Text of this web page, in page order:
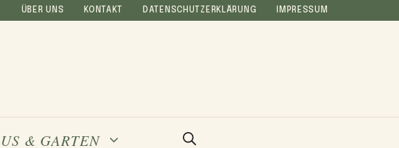
ÜBER UNS KONTAKT DATENSCHUTZERKLÄRUNG IMPRESSUM
& GARTEN